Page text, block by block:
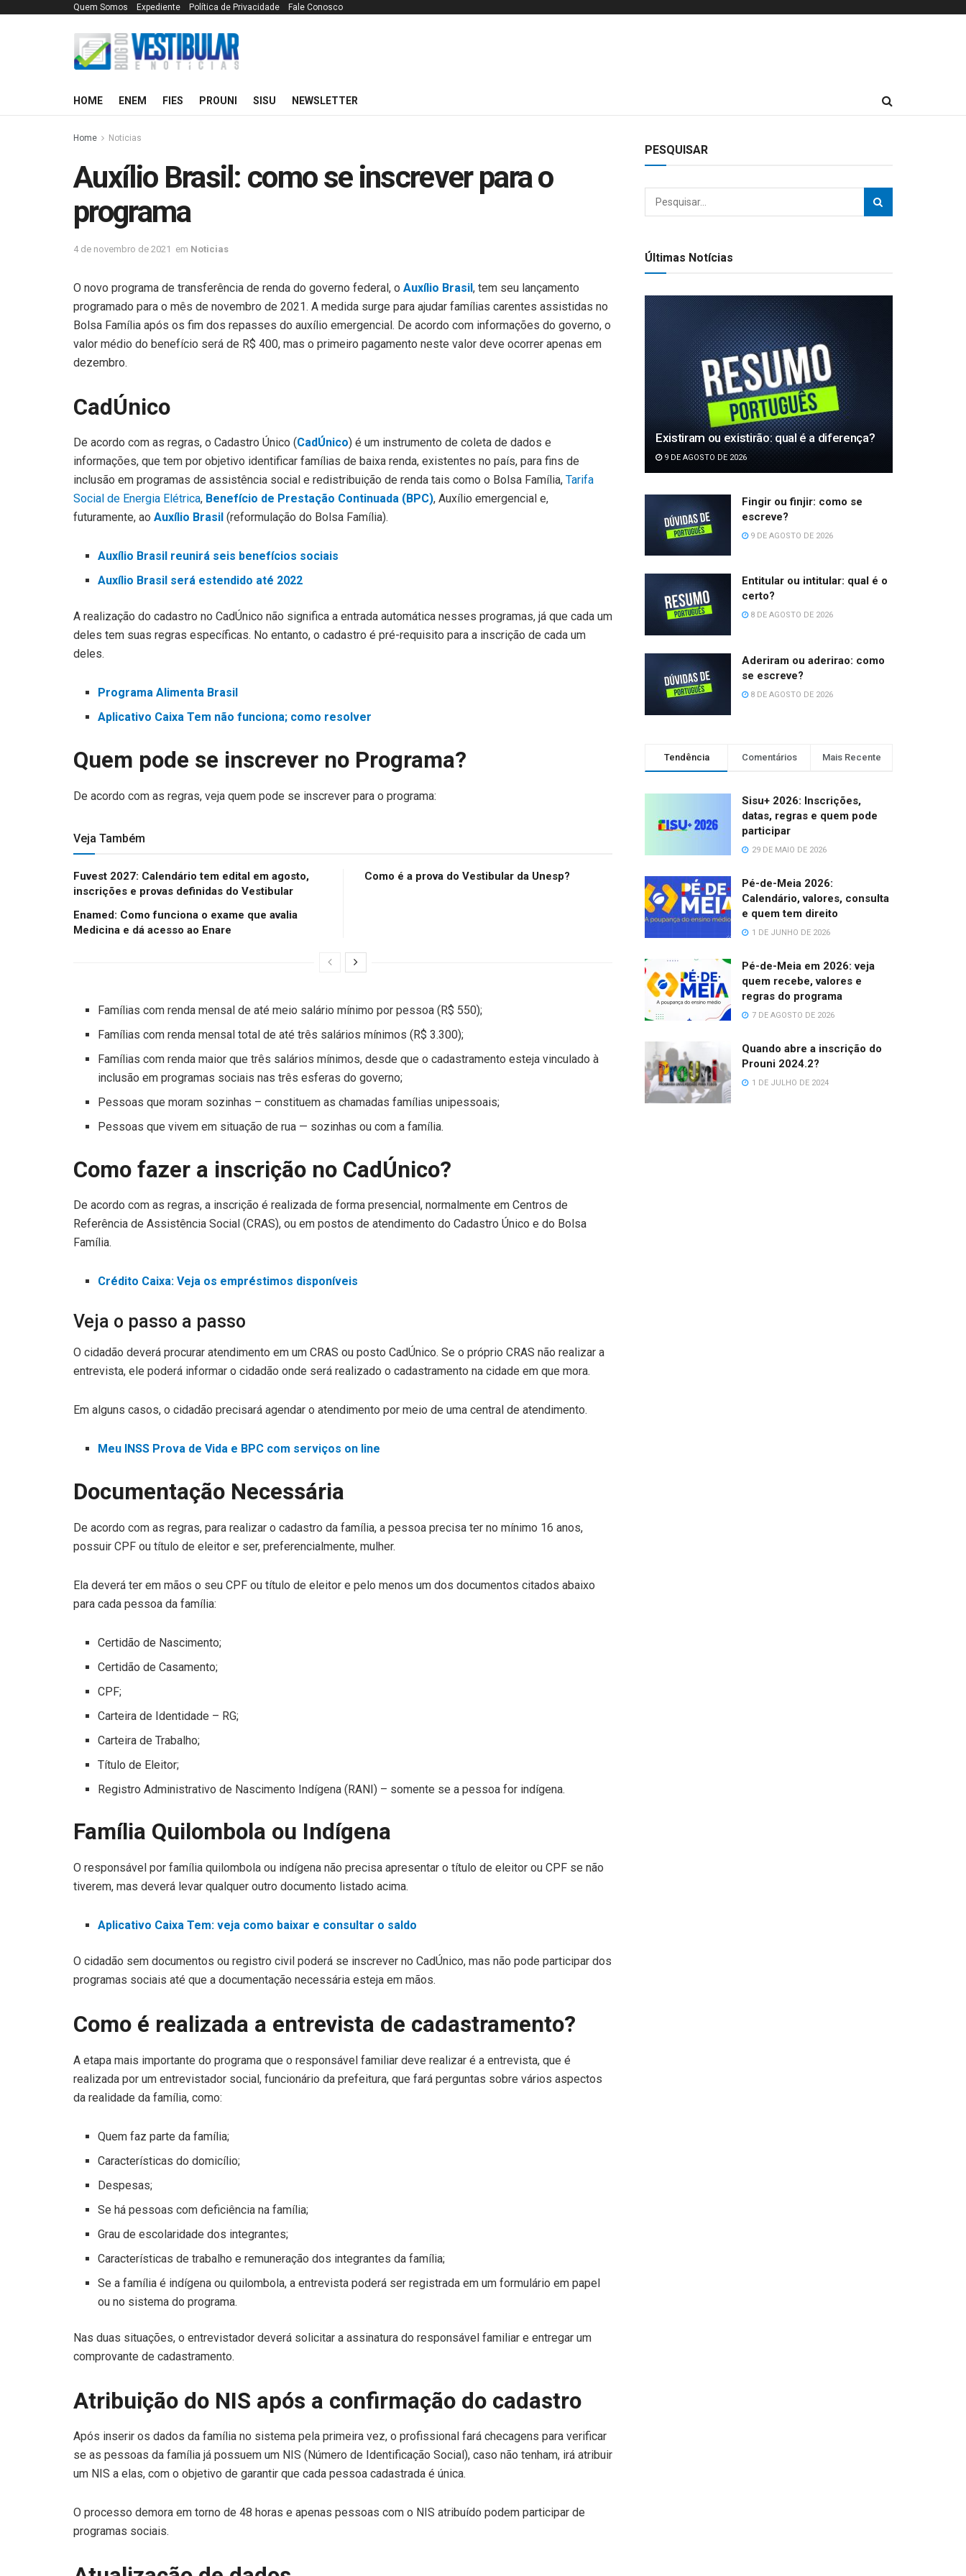
Quem Somos Expediente Política de Privacidade Fale Conosco
HOME ENEM FIES PROUNI SISU NEWSLETTER
Home Noticias
Auxílio Brasil: como se inscrever para o
programa
4 de novembro de 2021 em Noticias
O novo programa de transferência de renda do governo federal, o Auxílio Brasil, tem seu lançamento
programado para o mês de novembro de 2021. A medida surge para ajudar famílias carentes assistidas no
Bolsa Família após os fim dos repasses do auxílio emergencial. De acordo com informações do governo, o
valor médio do benefício será de R$ 400, mas o primeiro pagamento neste valor deve ocorrer apenas em
dezembro.
CadÚnico
De acordo com as regras, o Cadastro Único (CadÚnico) é um instrumento de coleta de dados e
informações, que tem por objetivo identificar famílias de baixa renda, existentes no país, para fins de
inclusão em programas de assistência social e redistribuição de renda tais como o Bolsa Família, Tarifa
Social de Energia Elétrica, Benefício de Prestação Continuada (BPC), Auxílio emergencial e,
futuramente, ao Auxílio Brasil (reformulação do Bolsa Família).
Auxílio Brasil reunirá seis benefícios sociais
Auxílio Brasil será estendido até 2022
A realização do cadastro no CadÚnico não significa a entrada automática nesses programas, já que cada um
deles tem suas regras específicas. No entanto, o cadastro é pré-requisito para a inscrição de cada um
deles.
Programa Alimenta Brasil
Aplicativo Caixa Tem não funciona; como resolver
Quem pode se inscrever no Programa?
De acordo com as regras, veja quem pode se inscrever para o programa:
Veja Também
Fuvest 2027: Calendário tem edital em agosto,
inscrições e provas definidas do Vestibular
Enamed: Como funciona o exame que avalia
Medicina e dá acesso ao Enare
Como é a prova do Vestibular da Unesp?
Famílias com renda mensal de até meio salário mínimo por pessoa (R$ 550);
Famílias com renda mensal total de até três salários mínimos (R$ 3.300);
Famílias com renda maior que três salários mínimos, desde que o cadastramento esteja vinculado à
inclusão em programas sociais nas três esferas do governo;
Pessoas que moram sozinhas – constituem as chamadas famílias unipessoais;
Pessoas que vivem em situação de rua — sozinhas ou com a família.
Como fazer a inscrição no CadÚnico?
De acordo com as regras, a inscrição é realizada de forma presencial, normalmente em Centros de
Referência de Assistência Social (CRAS), ou em postos de atendimento do Cadastro Único e do Bolsa
Família.
Crédito Caixa: Veja os empréstimos disponíveis
Veja o passo a passo
O cidadão deverá procurar atendimento em um CRAS ou posto CadÚnico. Se o próprio CRAS não realizar a
entrevista, ele poderá informar o cidadão onde será realizado o cadastramento na cidade em que mora.
Em alguns casos, o cidadão precisará agendar o atendimento por meio de uma central de atendimento.
Meu INSS Prova de Vida e BPC com serviços on line
Documentação Necessária
De acordo com as regras, para realizar o cadastro da família, a pessoa precisa ter no mínimo 16 anos,
possuir CPF ou título de eleitor e ser, preferencialmente, mulher.
Ela deverá ter em mãos o seu CPF ou título de eleitor e pelo menos um dos documentos citados abaixo
para cada pessoa da família:
Certidão de Nascimento;
Certidão de Casamento;
CPF;
Carteira de Identidade – RG;
Carteira de Trabalho;
Título de Eleitor;
Registro Administrativo de Nascimento Indígena (RANI) – somente se a pessoa for indígena.
Família Quilombola ou Indígena
O responsável por família quilombola ou indígena não precisa apresentar o título de eleitor ou CPF se não
tiverem, mas deverá levar qualquer outro documento listado acima.
Aplicativo Caixa Tem: veja como baixar e consultar o saldo
O cidadão sem documentos ou registro civil poderá se inscrever no CadÚnico, mas não pode participar dos
programas sociais até que a documentação necessária esteja em mãos.
Como é realizada a entrevista de cadastramento?
A etapa mais importante do programa que o responsável familiar deve realizar é a entrevista, que é
realizada por um entrevistador social, funcionário da prefeitura, que fará perguntas sobre vários aspectos
da realidade da família, como:
Quem faz parte da família;
Características do domicílio;
Despesas;
Se há pessoas com deficiência na família;
Grau de escolaridade dos integrantes;
Características de trabalho e remuneração dos integrantes da família;
Se a família é indígena ou quilombola, a entrevista poderá ser registrada em um formulário em papel
ou no sistema do programa.
Nas duas situações, o entrevistador deverá solicitar a assinatura do responsável familiar e entregar um
comprovante de cadastramento.
Atribuição do NIS após a confirmação do cadastro
Após inserir os dados da família no sistema pela primeira vez, o profissional fará checagens para verificar
se as pessoas da família já possuem um NIS (Número de Identificação Social), caso não tenham, irá atribuir
um NIS a elas, com o objetivo de garantir que cada pessoa cadastrada é única.
O processo demora em torno de 48 horas e apenas pessoas com o NIS atribuído podem participar de
programas sociais.
PESQUISAR
Últimas Notícias
Existiram ou existirão: qual é a diferença?
9 DE AGOSTO DE 2026
Fingir ou finjir: como se
escreve?
9 DE AGOSTO DE 2026
Entitular ou intitular: qual é o
certo?
8 DE AGOSTO DE 2026
Aderiram ou aderirao: como
se escreve?
8 DE AGOSTO DE 2026
Tendência Comentários Mais Recente
Sisu+ 2026: Inscrições,
datas, regras e quem pode
participar
29 DE MAIO DE 2026
Pé-de-Meia 2026:
Calendário, valores, consulta
e quem tem direito
1 DE JUNHO DE 2026
Pé-de-Meia em 2026: veja
quem recebe, valores e
regras do programa
7 DE AGOSTO DE 2026
Quando abre a inscrição do
Prouni 2024.2?
1 DE JULHO DE 2024